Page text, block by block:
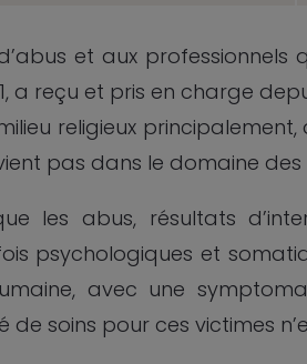
et aux
a reçu et pris en charge
religieux
pas dans le domaine
les abus, résultats
psychologiques et
avec une
de soins pour ces victimes